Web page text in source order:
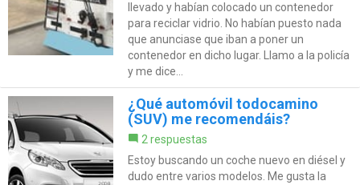
llevado y habían colocado un contenedor
para reciclar vidrio. No habían puesto nada
que anunciase que iban a poner un
contenedor en dicho lugar. Llamo a la policía
y me dice...
¿Qué automóvil todocamino
(SUV) me recomendáis?
2 respuestas
Estoy buscando un coche nuevo en diésel y
dudo entre varios modelos. Me gusta la